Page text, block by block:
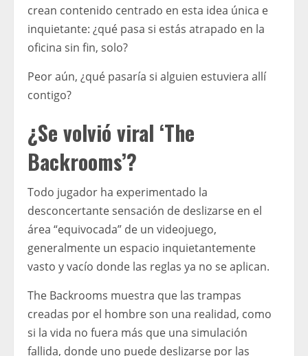
crean contenido centrado en esta idea única e
inquietante: ¿qué pasa si estás atrapado en la
oficina sin fin, solo?
Peor aún, ¿qué pasaría si alguien estuviera allí
contigo?
¿Se volvió viral ‘The
Backrooms’?
Todo jugador ha experimentado la
desconcertante sensación de deslizarse en el
área “equivocada” de un videojuego,
generalmente un espacio inquietantemente
vasto y vacío donde las reglas ya no se aplican.
The Backrooms muestra que las trampas
creadas por el hombre son una realidad, como
si la vida no fuera más que una simulación
fallida, donde uno puede deslizarse por las